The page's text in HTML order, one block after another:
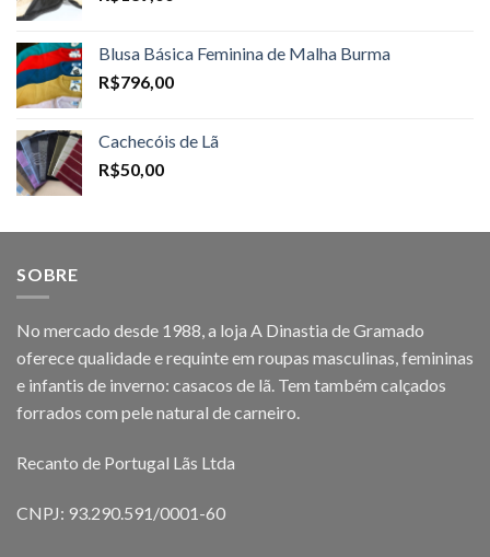
Blusa Básica Feminina de Malha Burma
R$796,00
Cachecóis de Lã
R$50,00
SOBRE
No mercado desde 1988, a loja A Dinastia de Gramado
oferece qualidade e requinte em roupas masculinas, femininas
e infantis de inverno: casacos de lã. Tem também calçados
forrados com pele natural de carneiro.
Recanto de Portugal Lãs Ltda
CNPJ: 93.290.591/0001-60